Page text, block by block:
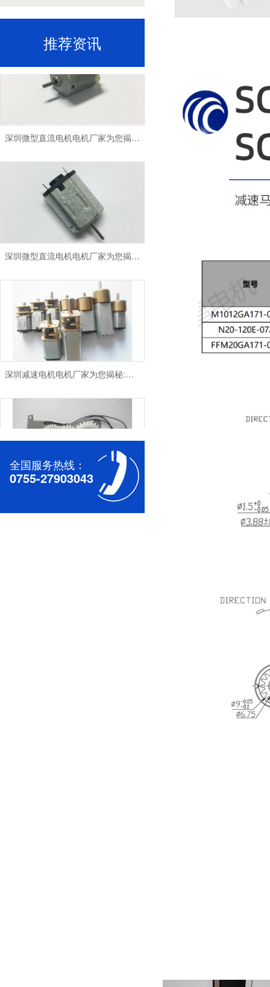
推荐资讯
深圳无刷直流电机电机厂家为您揭秘:无刷污香蕉视频网站的特点及优势分析
全国服务热线：
0755-27903043